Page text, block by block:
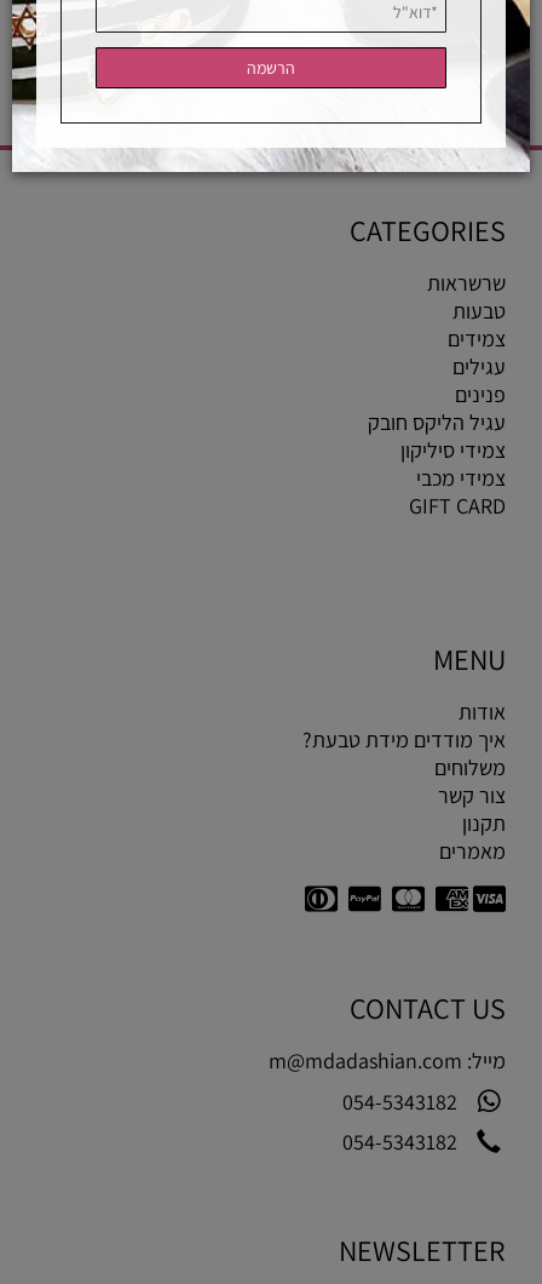
CATEGORIES
שרשראות
טבעות
צמידים
עגילים
פנינים
עגיל הליקס חובק
צמידי סיליקון
צמידי מכבי
GIFT CARD
MENU
אודות
איך מודדים מידת טבעת?
משלוחים
צור קשר
תקנון
מאמרים
CONTACT US
מייל: m@mdadashian.com
054-5343182
054-5343182
NEWSLETTER